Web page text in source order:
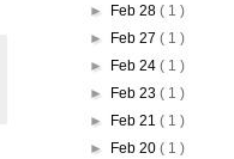
►
Feb 28( 1 )
►
Feb 27( 1 )
►
Feb 24( 1 )
►
Feb 23( 1 )
►
Feb 21( 1 )
►
Feb 20( 1 )